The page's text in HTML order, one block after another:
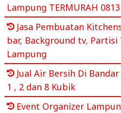
Lampung TERMURAH
Jasa Pembuatan
bar, Background tv,
Lampung
Jual Air Bersih Di
1 , 2 dan 8 Kubik
Event Organizer